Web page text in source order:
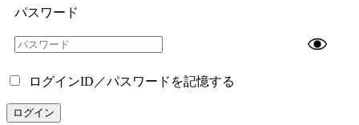
パスワード
ログインID／パスワードを記憶する
ログイン